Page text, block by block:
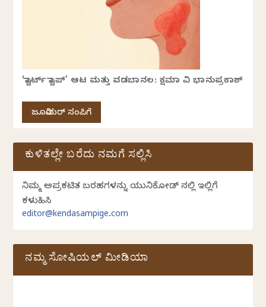
‘ಸ್ಟಾರ್ಟ್ ಸ್ಟಾಪ್’ ಆಟ ಮತ್ತು ವಡಬಾನಲ: ಕ್ಷಮಾ ವಿ ಭಾನುಪ್ರಕಾಶ್
ಜೂನಿಯರ್ ಸಂಪಿಗೆ
ಕುಳಿತಲ್ಲೇ ಬರೆದು ನಮಗೆ ಸಲ್ಲಿಸಿ
ನಿಮ್ಮ ಅಪ್ರಕಟಿತ ಬರಹಗಳನ್ನು ಯುನಿಕೋಡ್ ನಲ್ಲಿ ಇಲ್ಲಿಗೆ
ಕಳುಹಿಸಿ
editor@kendasampige.com
ನಮ್ಮ ಸೋಷಿಯಲ್‌ ಮೀಡಿಯಾ